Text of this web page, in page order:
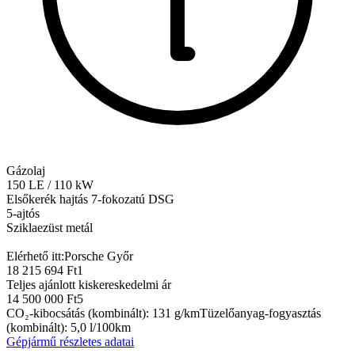
Gázolaj
150 LE / 110 kW
Elsőkerék hajtás 7-fokozatú DSG
5-ajtós
Sziklaezüst metál
Elérhető itt:Porsche Győr
18 215 694 Ft1
Teljes ajánlott kiskereskedelmi ár
14 500 000 Ft5
CO₂-kibocsátás (kombinált): 131 g/kmTüzelőanyag-fogyasztás
(kombinált): 5,0 l/100km
Gépjármű részletes adatai